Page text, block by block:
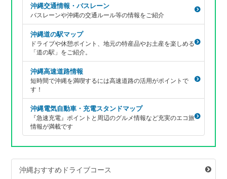
沖縄交通情報・バスレーン
バスレーンや沖縄の交通ルール等の情報をご紹介
沖縄道の駅マップ
ドライブや休憩ポイント、地元の特産品やお土産を楽しめる
「道の駅」をご紹介。
沖縄高速道路情報
短時間で沖縄を満喫するには高速道路の活用がポイントで
す！
沖縄電気自動車・充電スタンドマップ
『急速充電』ポイントと周辺のグルメ情報など充実のエコ旅
情報が満載です
沖縄おすすめドライブコース